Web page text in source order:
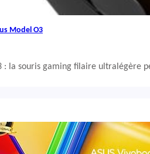
Model O3
: la souris gaming filaire ultralégère